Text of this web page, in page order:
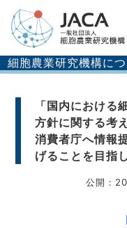
細胞農業研究機構に
「国内における
方針に関する考
消費者庁へ情報
げることを目指
公開：